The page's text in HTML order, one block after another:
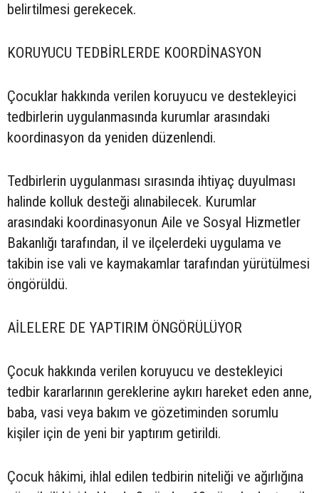
belirtilmesi gerekecek.
KORUYUCU TEDBİRLERDE KOORDİNASYON
Çocuklar hakkında verilen koruyucu ve destekleyici
tedbirlerin uygulanmasında kurumlar arasındaki
koordinasyon da yeniden düzenlendi.
Tedbirlerin uygulanması sırasında ihtiyaç duyulması
halinde kolluk desteği alınabilecek. Kurumlar
arasındaki koordinasyonun Aile ve Sosyal Hizmetler
Bakanlığı tarafından, il ve ilçelerdeki uygulama ve
takibin ise vali ve kaymakamlar tarafından yürütülmesi
öngörüldü.
AİLELERE DE YAPTIRIM ÖNGÖRÜLÜYOR
Çocuk hakkında verilen koruyucu ve destekleyici
tedbir kararlarının gereklerine aykırı hareket eden anne,
baba, vasi veya bakım ve gözetiminden sorumlu
kişiler için de yeni bir yaptırım getirildi.
Çocuk hâkimi, ihlal edilen tedbirin niteliği ve ağırlığına